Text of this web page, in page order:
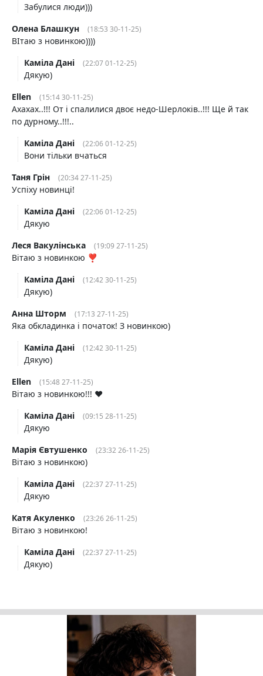
Забулися люди)))
Олена Блашкун
(18:53 30-11-25)
ВІтаю з новинкою))))
Каміла Дані
(22:07 01-12-25)
Дякую)
Ellen
(15:14 30-11-25)
Ахахах..!!! От і спалилися двоє недо-Шерлоків..!!! Ще й так
по дурному..!!!..
Каміла Дані
(22:06 01-12-25)
Вони тільки вчаться
Таня Грін
(20:34 27-11-25)
Успіху новинці!
Каміла Дані
(22:06 01-12-25)
Дякую
Леся Вакулінська
(19:09 27-11-25)
Вітаю з новинкою ❣️
Каміла Дані
(12:42 30-11-25)
Дякую)
Анна Шторм
(17:13 27-11-25)
Яка обкладинка і початок! З новинкою)
Каміла Дані
(12:42 30-11-25)
Дякую)
Ellen
(15:48 27-11-25)
Вітаю з новинкою!!! ❤️
Каміла Дані
(09:15 28-11-25)
Дякую
Марія Євтушенко
(23:32 26-11-25)
Вітаю з новинкою)
Каміла Дані
(22:37 27-11-25)
Дякую
Катя Акуленко
(23:26 26-11-25)
Вітаю з новинкою!
Каміла Дані
(22:37 27-11-25)
Дякую)